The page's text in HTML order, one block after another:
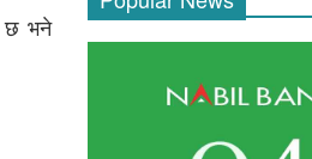
छ भने